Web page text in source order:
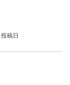
投稿日